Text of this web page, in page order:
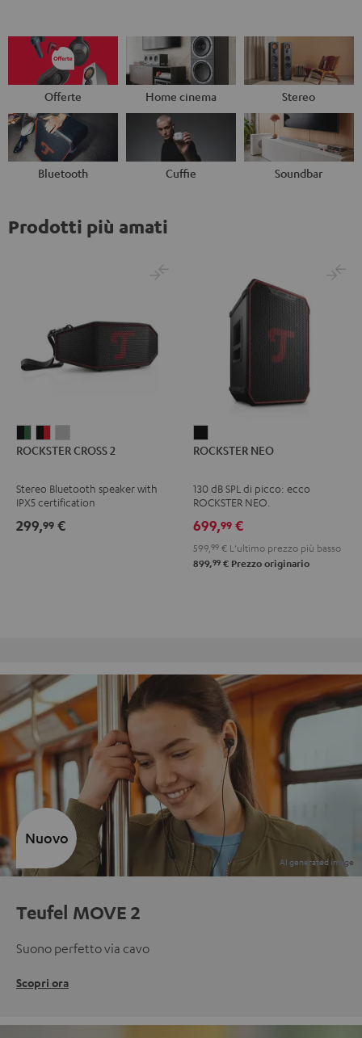
Offerte Home cinema Stereo
Bluetooth Cuffie Soundbar
Prodotti più amati
CROSS
Black
&
Green
CROSS
Nero
&
Rosso
CROSS
Light
Gray
ROCKSTER CROSS 2
Stereo Bluetooth speaker with
IPX5 certification
299,99 €
NEO
ROCKSTER NEO
130 dB SPL di picco: ecco
ROCKSTER NEO.
699,99 €
599, 99 € L'ultimo prezzo più basso
899,99 € Prezzo originario
Teufel MOVE 2
Suono perfetto via cavo
Scopri ora
Nuovo